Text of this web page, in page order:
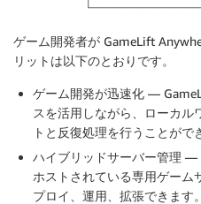
ゲーム開発者が GameLift
リットは以下のとおりです。
ゲーム開発が迅速化 —
スを活用しながら、ローカル
トと反復処理を行うことがで
ハイブリッドサーバー管理 —
ホストされている専用ゲーム
プロイ、運用、拡張できます。